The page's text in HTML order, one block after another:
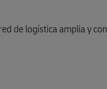
de logística amplia y